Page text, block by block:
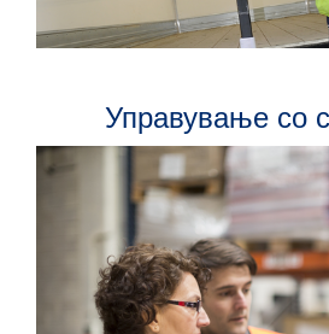
Управување со